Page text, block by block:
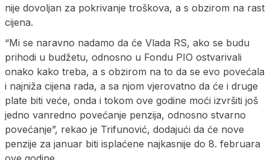
nije dovoljan za pokrivanje troškova, a s obzirom na rast
cijena.
“Mi se naravno nadamo da će Vlada RS, ako se budu
prihodi u budžetu, odnosno u Fondu PIO ostvarivali
onako kako treba, a s obzirom na to da se evo povećala
i najniža cijena rada, a sa njom vjerovatno da će i druge
plate biti veće, onda i tokom ove godine moći izvršiti još
jedno vanredno povećanje penzija, odnosno stvarno
povećanje”, rekao je Trifunović, dodajući da će nove
penzije za januar biti isplaćene najkasnije do 8. februara